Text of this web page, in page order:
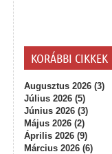
KORÁBBI CIKKEK
Augusztus 2026 (3)
Július 2026 (5)
Június 2026 (3)
Május 2026 (2)
Április 2026 (9)
Március 2026 (6)